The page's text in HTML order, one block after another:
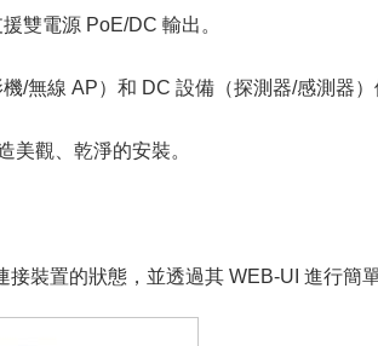
雙電源 PoE/DC 輸出。
/無線 AP）和 DC 設備（探測器/感測器）
美觀、乾淨的安裝。
裝置的狀態，並透過其 WEB-UI 進行簡